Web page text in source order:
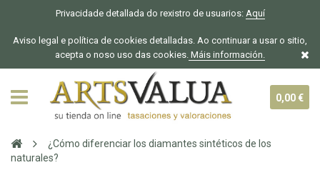
Privacidade detallada do rexistro de usuarios: Aquí
Aviso legal e política de cookies detalladas. Ao continuar a usar o sitio,
acepta o noso uso das cookies. Máis información.
0,00 €
¿Cómo diferenciar los diamantes sintéticos de los
naturales?